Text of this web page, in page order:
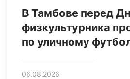
В Тамбове перед
физкультурника
по уличному
06.08.2026